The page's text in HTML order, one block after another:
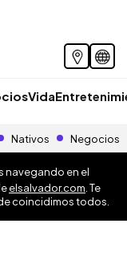
Vida
Nativos Negocios
navegando en el
elsalvador.com . Te
coincidimos todos.